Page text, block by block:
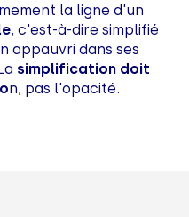
la ligne d'un
, c'est-à-dire simplifié
appauvri dans ses
simplification doit
n, pas l'opacité.